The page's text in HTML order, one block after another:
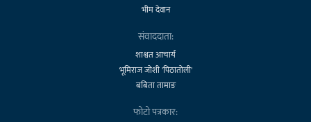
भीम देवान
संवाददाता:
शाश्वत आचार्य
भूमिराज जोशी 'पिठातोली'
बबिता तामाङ
फोटो पत्रकार: